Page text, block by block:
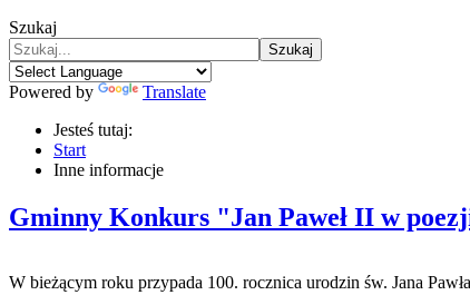
Szukaj
Szukaj
Powered by
Translate
Jesteś tutaj:
Start
Inne informacje
Gminny Konkurs "Jan Paweł II w
W bieżącym roku przypada 100. rocznica urodzin św. Jana